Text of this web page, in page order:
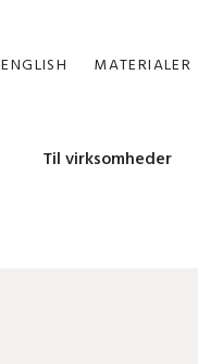
ENGLISH MATERIALER
Til virksomheder